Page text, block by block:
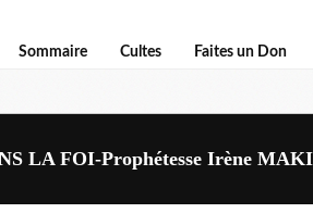
Sommaire Cultes Faites un Don
LA FOI-Prophétesse Irène